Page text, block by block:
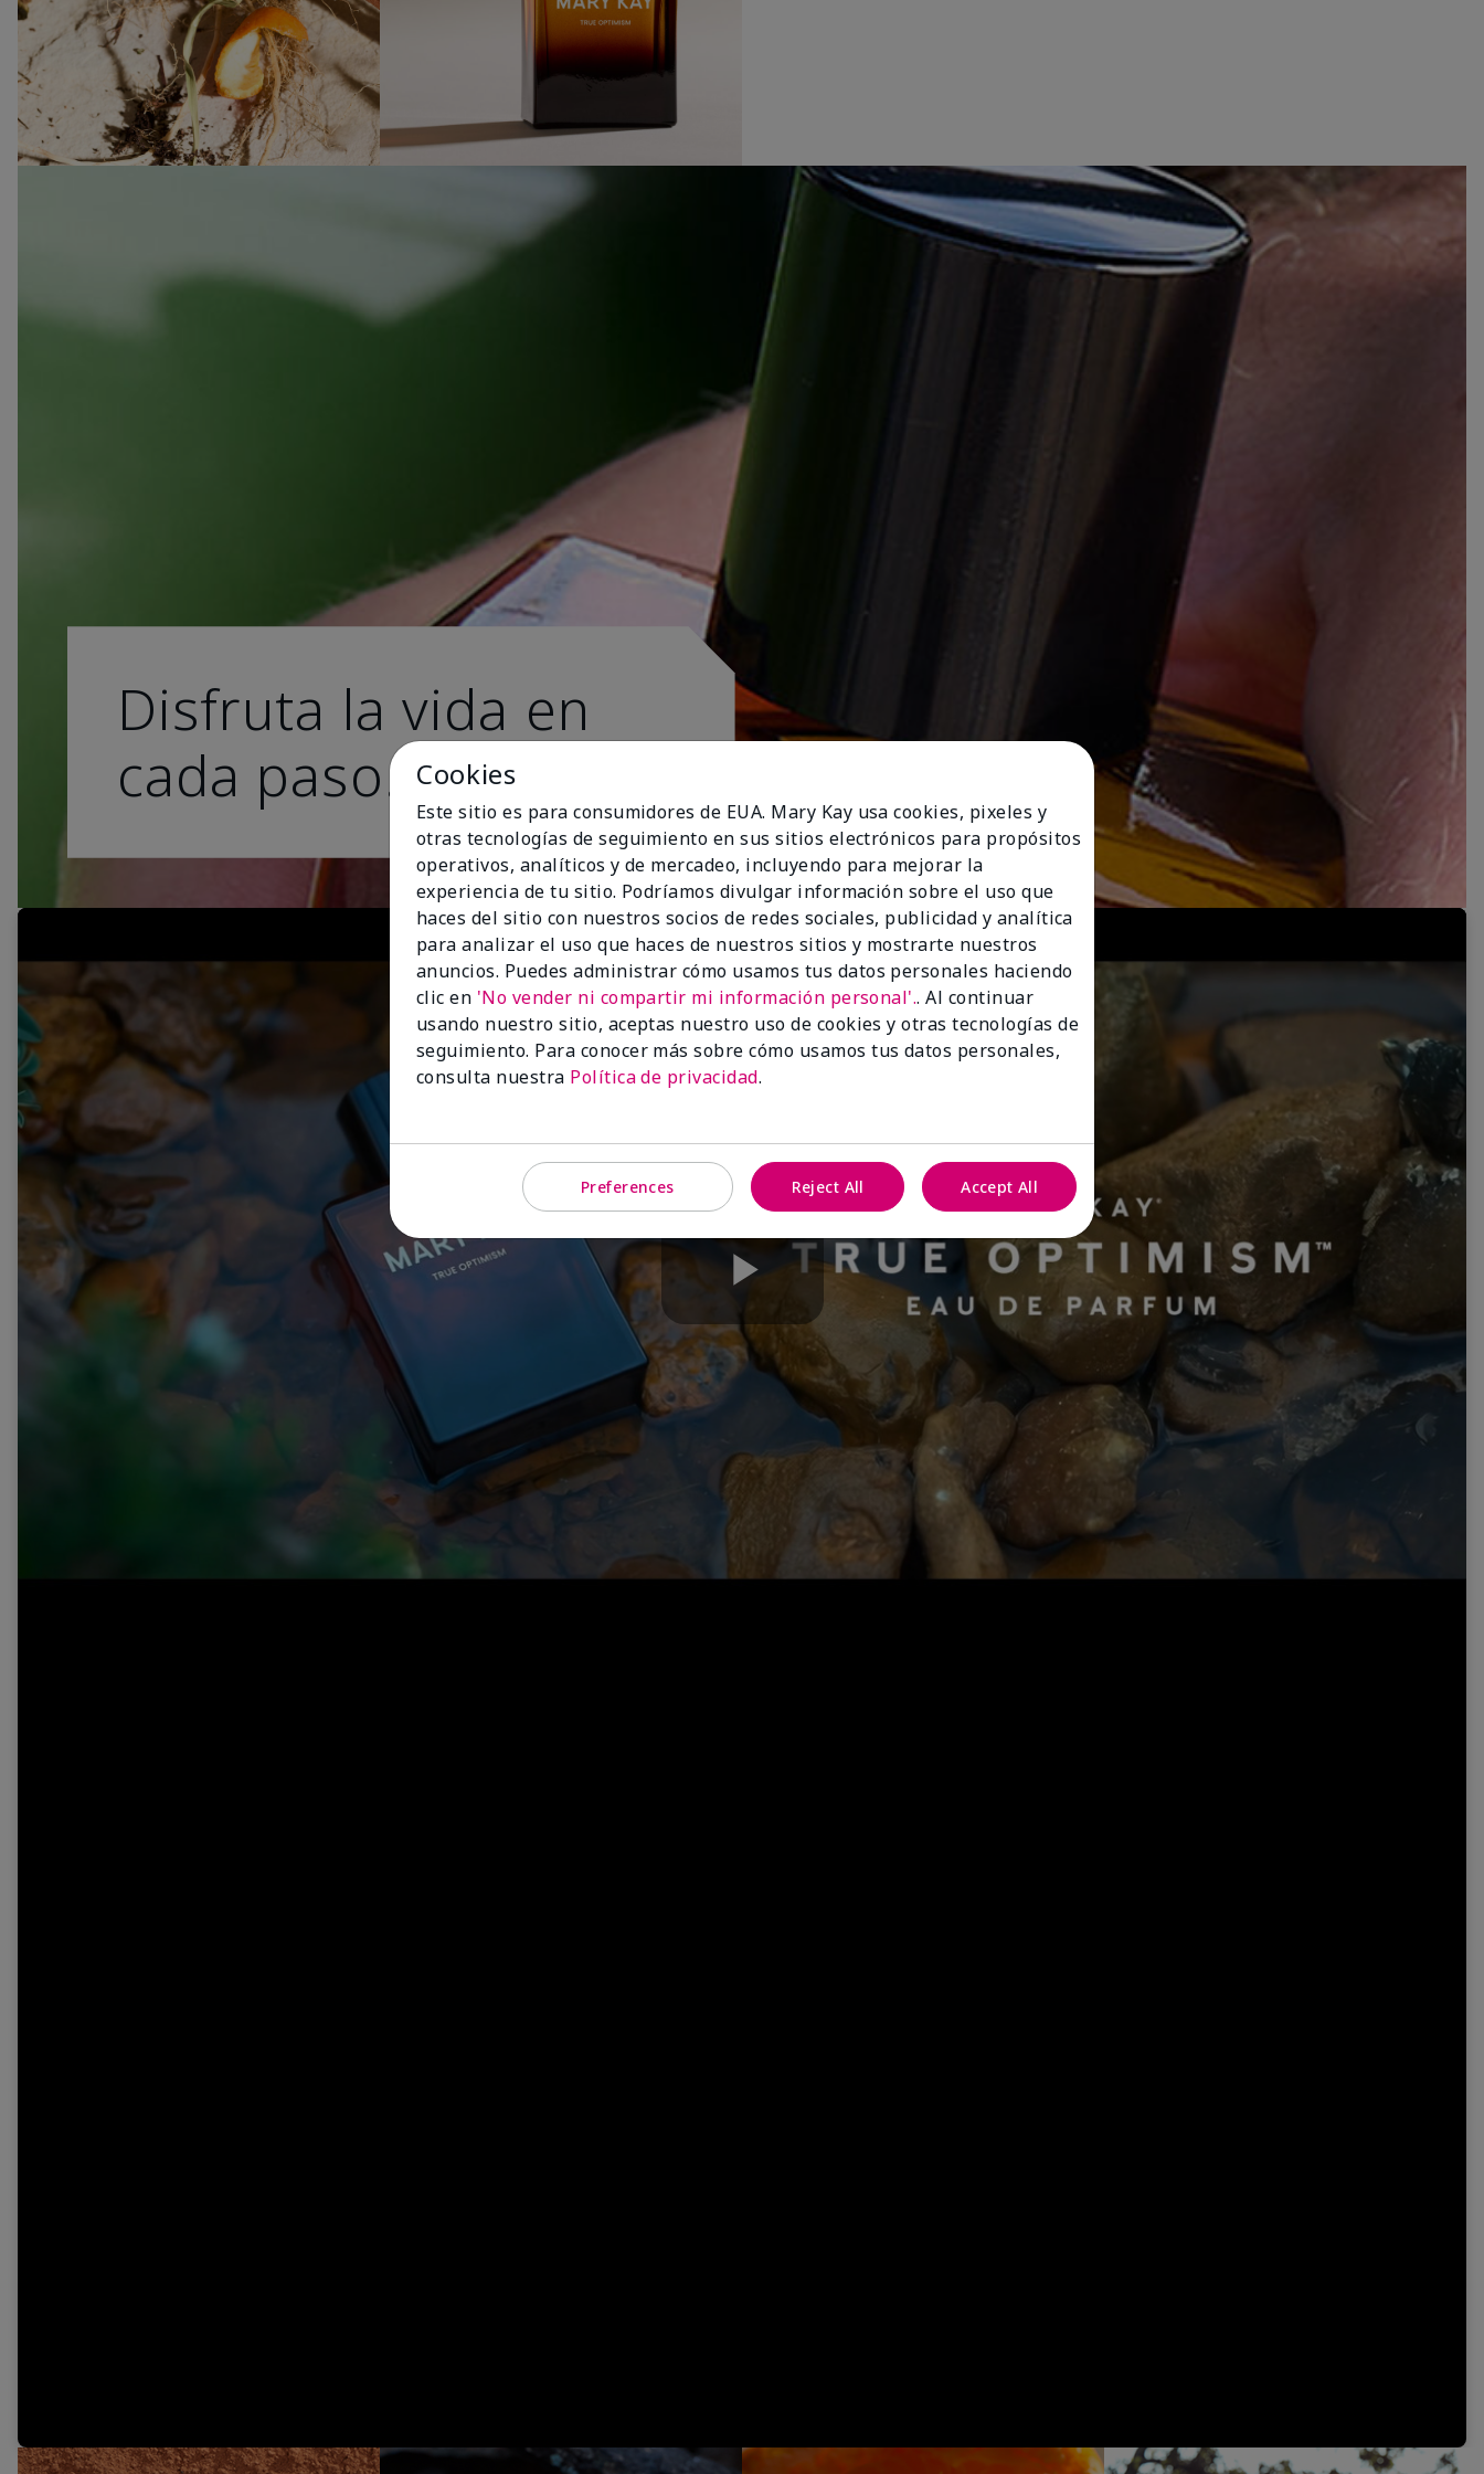
Disfruta la vida en
cada paso.
Play
Video
Cookies
Este sitio es para consumidores de EUA. Mary Kay usa cookies, pixeles y
otras tecnologías de seguimiento en sus sitios electrónicos para propósitos
operativos, analíticos y de mercadeo, incluyendo para mejorar la
experiencia de tu sitio. Podríamos divulgar información sobre el uso que
haces del sitio con nuestros socios de redes sociales, publicidad y analítica
para analizar el uso que haces de nuestros sitios y mostrarte nuestros
anuncios. Puedes administrar cómo usamos tus datos personales haciendo
clic en 'No vender ni compartir mi información personal'.. Al continuar
usando nuestro sitio, aceptas nuestro uso de cookies y otras tecnologías de
seguimiento. Para conocer más sobre cómo usamos tus datos personales,
consulta nuestra Política de privacidad.
Preferences Reject All Accept All